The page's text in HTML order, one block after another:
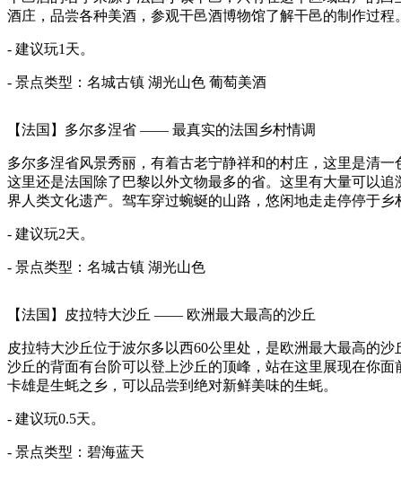
酒庄，品尝各种美酒，参观干邑酒博物馆了解干邑的制作过
- 建议玩1天。
- 景点类型： 名城古镇 湖光山色 葡萄美酒
【法国】多尔多涅省 —— 最真实的法国乡村情调
多尔多涅省风景秀丽，有着古老宁静祥和的村庄，这里是清
这里还是法国除了巴黎以外文物最多的省。这里有大量可以
界人类文化遗产。驾车穿过蜿蜒的山路，悠闲地走走停停于乡
- 建议玩2天。
- 景点类型： 名城古镇 湖光山色
【法国】皮拉特大沙丘 —— 欧洲最大最高的沙丘
皮拉特大沙丘位于波尔多以西60公里处，是欧洲最大最高的
沙丘的背面有台阶可以登上沙丘的顶峰，站在这里展现在你
卡雄是生蚝之乡，可以品尝到绝对新鲜美味的生蚝。
- 建议玩0.5天。
- 景点类型： 碧海蓝天